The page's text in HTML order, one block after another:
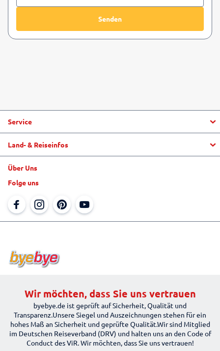
Senden
Service
Aktuelle Informationen
Service & Kontakt
"mein alltours" App
alltours FlexTarif
Online-Kataloge
Beförderungsbedingungen der Fluggesellschaften
Land- & Reiseinfos
Urlaubsziele & Länderinfos
Top Hotels
Reiseblog
Rundreisen
Mietwagen
Über Uns
Jobs
Newsletter
Folge uns
Wir möchten, dass Sie uns vertrauen
byebye.de ist geprüft auf Sicherheit, Qualität und
Transparenz.Unsere Siegel und Auszeichnungen stehen für ein
hohes Maß an Sicherheit und geprüfte Qualität.Wir sind Mitglied
im Deutschen Reiseverband (DRV) und halten uns an den Code of
Conduct des ViR. Wir möchten, dass Sie uns vertrauen!